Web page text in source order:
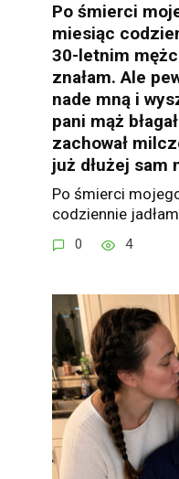
Po śmierci
miesiąc
30-letnim
znałam. Ale
nade mną i
pani mąż
zachował
już dłużej sam
Po śmierci
codziennie jadłam
0 4